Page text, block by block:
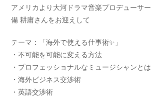
アメリカより大河ドラマ音楽プロデューサー
備 耕庸さんをお迎えして
テーマ：「海外で使える仕事術✨」
・不可能を可能に変える方法
・プロフェッショナルなミュージシャンとは
・海外ビジネス交渉術
・英語交渉術